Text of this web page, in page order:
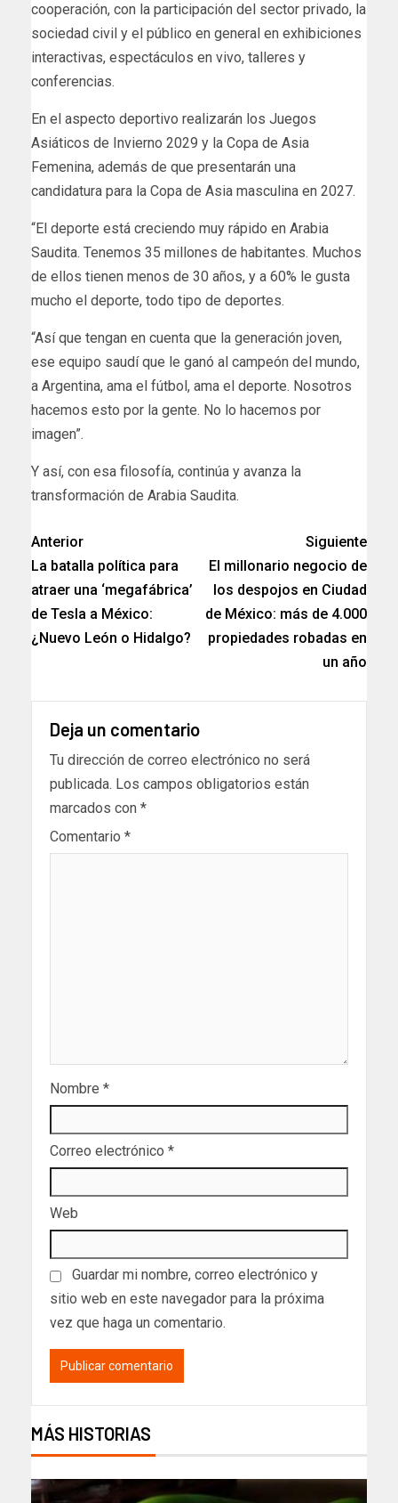
cooperación, con la participación del sector privado, la
sociedad civil y el público en general en exhibiciones
interactivas, espectáculos en vivo, talleres y
conferencias.
En el aspecto deportivo realizarán los Juegos
Asiáticos de Invierno 2029 y la Copa de Asia
Femenina, además de que presentarán una
candidatura para la Copa de Asia masculina en 2027.
“El deporte está creciendo muy rápido en Arabia
Saudita. Tenemos 35 millones de habitantes. Muchos
de ellos tienen menos de 30 años, y a 60% le gusta
mucho el deporte, todo tipo de deportes.
“Así que tengan en cuenta que la generación joven,
ese equipo saudí que le ganó al campeón del mundo,
a Argentina, ama el fútbol, ama el deporte. Nosotros
hacemos esto por la gente. No lo hacemos por
imagen”.
Y así, con esa filosofía, continúa y avanza la
transformación de Arabia Saudita.
Anterior
La batalla política para
atraer una ‘megafábrica’
de Tesla a México:
¿Nuevo León o Hidalgo?
Siguiente
El millonario negocio de
los despojos en Ciudad
de México: más de 4.000
propiedades robadas en
un año
Deja un comentario
Tu dirección de correo electrónico no será
publicada. Los campos obligatorios están
marcados con *
Comentario *
Nombre *
Correo electrónico *
Web
Guardar mi nombre, correo electrónico y
sitio web en este navegador para la próxima
vez que haga un comentario.
MÁS HISTORIAS